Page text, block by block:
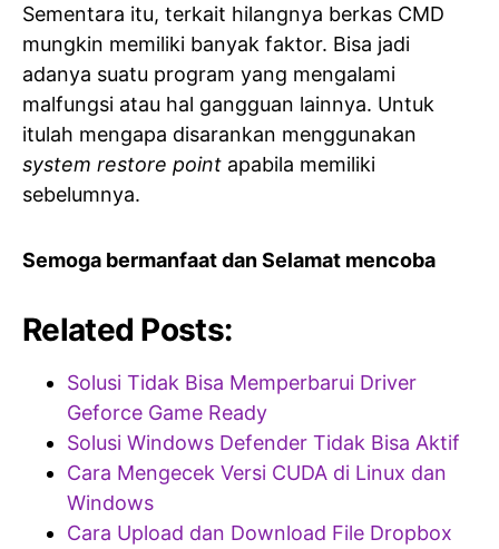
Sementara itu, terkait hilangnya berkas CMD
mungkin memiliki banyak faktor. Bisa jadi
adanya suatu program yang mengalami
malfungsi atau hal gangguan lainnya. Untuk
itulah mengapa disarankan menggunakan
system restore point apabila memiliki
sebelumnya.
Semoga bermanfaat dan Selamat mencoba
Related Posts:
Solusi Tidak Bisa Memperbarui Driver
Geforce Game Ready
Solusi Windows Defender Tidak Bisa Aktif
Cara Mengecek Versi CUDA di Linux dan
Windows
Cara Upload dan Download File Dropbox